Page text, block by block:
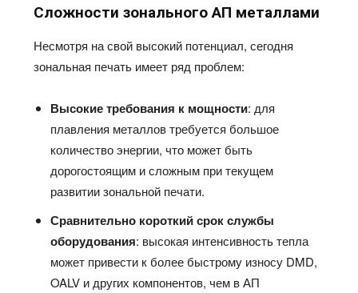
Сложности зонального АП металлами
Несмотря на свой высокий потенциал, сегодня
зональная печать имеет ряд проблем:
Высокие требования к мощности: для
плавления металлов требуется большое
количество энергии, что может быть
дорогостоящим и сложным при текущем
развитии зональной печати.
Сравнительно короткий срок службы
оборудования: высокая интенсивность тепла
может привести к более быстрому износу DMD,
OALV и других компонентов, чем в АП